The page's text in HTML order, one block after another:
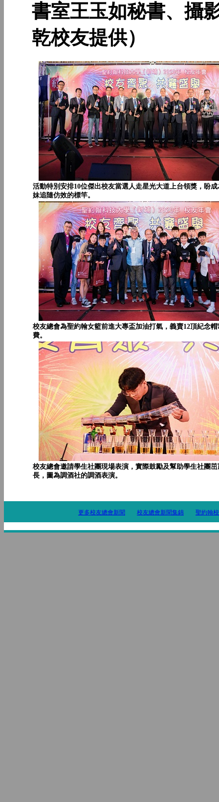
書室王玉如秘書、攝
乾校友提供）
活動特別安排10位傑出校友當選人走星光大道上台領獎，盼
妹追隨仿效的標竿。
校友總會為聖約翰女籃前進大專盃加油打氣，義賣12頂紀念
費。
校友總會邀請學生社團現場表演，實際鼓勵及幫助學生社團茁
長，圖為調酒社的調酒表演。
更多校友總會新聞 校友總會新聞集錦 聖約翰